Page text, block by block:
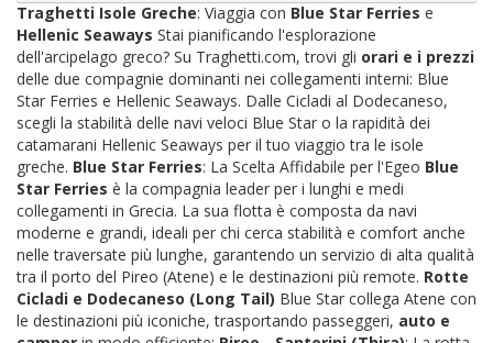
Traghetti Isole Greche: Viaggia con Blue Star Ferries e
Hellenic Seaways Stai pianificando l'esplorazione
dell'arcipelago greco? Su Traghetti.com, trovi gli orari e i prezzi
delle due compagnie dominanti nei collegamenti interni: Blue
Star Ferries e Hellenic Seaways. Dalle Cicladi al Dodecaneso,
scegli la stabilità delle navi veloci Blue Star o la rapidità dei
catamarani Hellenic Seaways per il tuo viaggio tra le isole
greche. Blue Star Ferries: La Scelta Affidabile per l'Egeo Blue
Star Ferries è la compagnia leader per i lunghi e medi
collegamenti in Grecia. La sua flotta è composta da navi
moderne e grandi, ideali per chi cerca stabilità e comfort anche
nelle traversate più lunghe, garantendo un servizio di alta qualità
tra il porto del Pireo (Atene) e le destinazioni più remote. Rotte
Cicladi e Dodecaneso (Long Tail) Blue Star collega Atene con
le destinazioni più iconiche, trasportando passeggeri, auto e